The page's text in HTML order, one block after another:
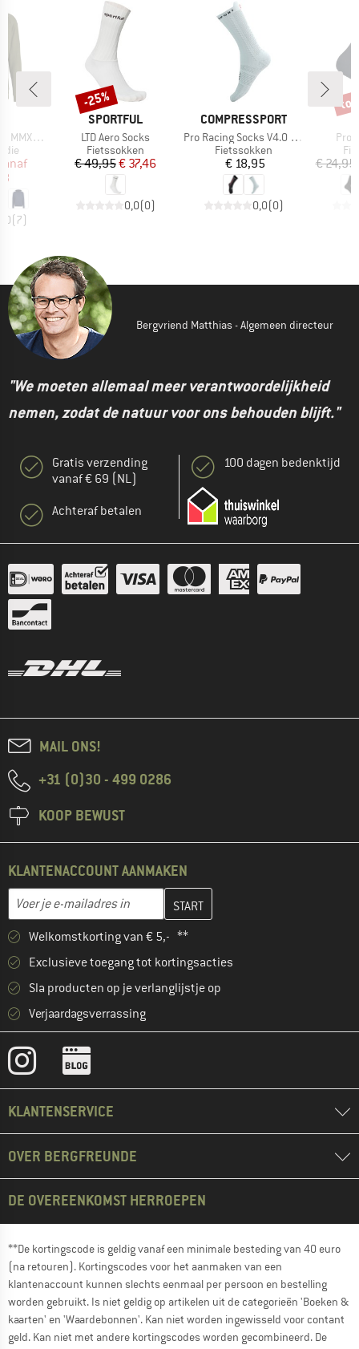
Hoody
prijs
(7)
MERK
SPORTFUL
Artikel
LTD Aero Socks
Productgroep
Fietssokken
Prijs
€ 49,95Verlaagde prijs
€ 37,46
0,0(0)
Korting
-25%
MERK
COMPRESSPORT
Artikel
Pro Racing Socks V4.0 Bike
Productgroep
Fietssokken
Prijs
€ 18,95
0,0(0)
Pro
€ 24,95
tot
Bergvriend Matthias - Algemeen directeur
"We moeten allemaal meer verantwoordelijkheid
nemen, zodat de natuur voor ons behouden blijft."
Gratis verzending
vanaf € 69 (NL)
Achteraf betalen
100 dagen bedenktijd
MAIL ONS!
+31 (0)30 - 499 0286
KOOP BEWUST
KLANTENACCOUNT AANMAKEN
E-mailadres
Vul je e-mailadres hier in en maak in de volgende stap je
Welkomstkorting van € 5,- **
Exclusieve toegang tot kortingsacties
Sla producten op je verlanglijstje op
Verjaardagsverrassing
KLANTENSERVICE
OVER BERGFREUNDE
DE OVEREENKOMST HERROEPEN
**De kortingscode is geldig vanaf een minimale besteding van 40 euro
(na retouren). Kortingscodes voor het aanmaken van een
klantenaccount kunnen slechts eenmaal per persoon en bestelling
worden gebruikt. Is niet geldig op artikelen uit de categorieën 'Boeken &
kaarten' en 'Waardebonnen'. Kan niet worden ingewisseld voor contant
geld. Kan niet met andere kortingscodes worden gecombineerd. De